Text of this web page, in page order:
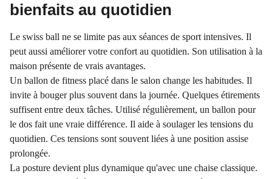
bienfaits au quotidien
Le swiss ball ne se limite pas aux séances de sport intensives. Il
peut aussi améliorer votre confort au quotidien. Son utilisation à la
maison présente de vrais avantages.
Un ballon de fitness placé dans le salon change les habitudes. Il
invite à bouger plus souvent dans la journée. Quelques étirements
suffisent entre deux tâches. Utilisé régulièrement, un ballon pour
le dos fait une vraie différence. Il aide à soulager les tensions du
quotidien. Ces tensions sont souvent liées à une position assise
prolongée.
La posture devient plus dynamique qu'avec une chaise classique.